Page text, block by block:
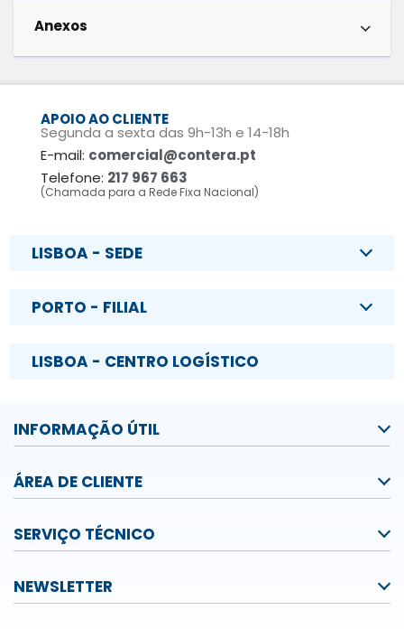
Anexos
APOIO AO CLIENTE
Segunda a sexta das 9h-13h e 14-18h
E-mail: comercial@contera.pt
Telefone: 217 967 663
(Chamada para a Rede Fixa Nacional)
LISBOA - SEDE
PORTO - FILIAL
LISBOA - CENTRO LOGÍSTICO
INFORMAÇÃO ÚTIL
ÁREA DE CLIENTE
SERVIÇO TÉCNICO
NEWSLETTER